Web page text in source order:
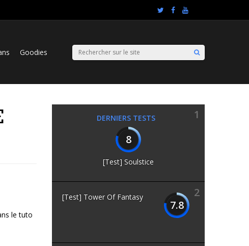
Goodies
le tuto
DERNIERS TESTS
1
8
[Test] Soulstice
2
7.8
[Test] Tower Of Fantasy